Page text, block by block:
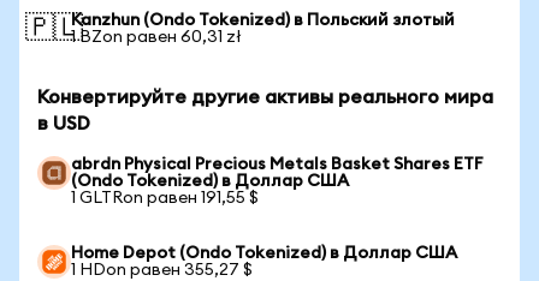
🇵🇱Kanzhun (Ondo Tokenized) в Польский злотый
1 BZon равен 60,31 zł
Конвертируйте другие активы реального мира
в USD
abrdn Physical Precious Metals Basket Shares ETF
(Ondo Tokenized) в Доллар США
1 GLTRon равен 191,55 $
Home Depot (Ondo Tokenized) в Доллар США
1 HDon равен 355,27 $